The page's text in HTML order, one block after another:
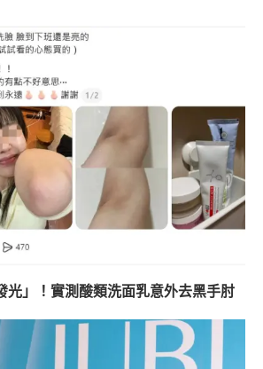
光」！實測酸類洗面乳意外去黑手肘